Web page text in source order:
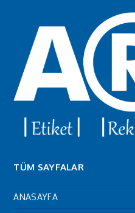
TÜM SAYFALAR
ANASAYFA